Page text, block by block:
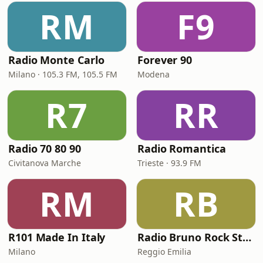
RM
Radio Monte Carlo
Milano · 105.3 FM, 105.5 FM
F9
Forever 90
Modena
R7
Radio 70 80 90
Civitanova Marche
RR
Radio Romantica
Trieste · 93.9 FM
RM
R101 Made In Italy
Milano
RB
Radio Bruno Rock Station
Reggio Emilia